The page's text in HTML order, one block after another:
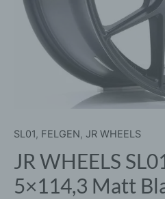
SL01, FELGEN, JR WHEELS
JR WHEELS
5×114,3 Matt